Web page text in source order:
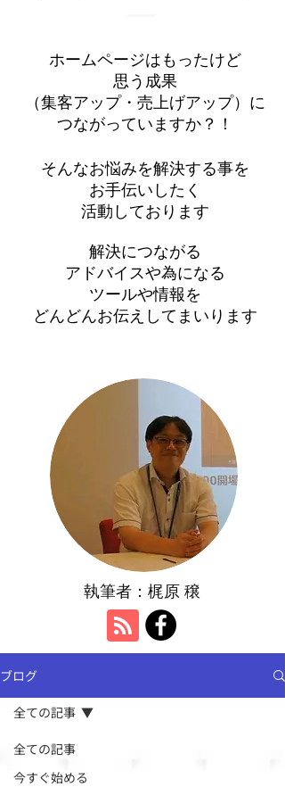
ホームページはもったけど
思う成果
（集客アップ・売上げアップ）に
つながっていますか？！
そんなお悩みを解決する事を
お手伝いしたく
活動しております
解決につながる
アドバイスや為になる
ツールや情報を
​どんどんお伝えしてまいります
執筆者：​梶原 穣
ブログ
全ての記事
今すぐ始める
全ての記事